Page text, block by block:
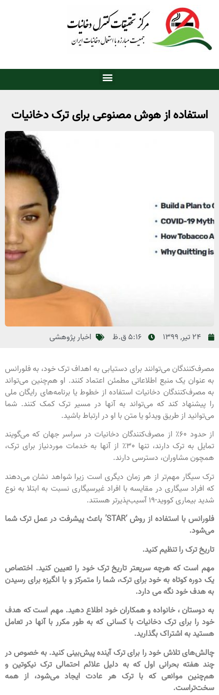
استفاده از هوش مصنوعی برای ترک دخانیات
24 تیر, 1399 5:16 ق.ظ اخبار پژوهشی
مصرف‌کنندگان می‌توانند برای دستیابی به اهداف ترک خود، به فلورانس
به عنوان یک منبع اطلاعاتی مطمئن اعتماد کنند. او هم‌چنین می‌تواند
به مصرف‌کنندگان دخانیات استفاده از خطوط یا برنامه‌های رایگان ملی
را پیشنهاد کند که می‌تواند به آنها در مسیر ترک کمک کنند. شما
می‌توانید از طریق ویدئو یا متن با او در ارتباط باشید.
از حدود 60٪ از مصرف‌کنندگان دخانیات در سراسر جهان که می‌گویند
تمایل به ترک دارند، تنها 30٪ از آنها به خدمات مورد‌نیاز برای ترک،
همچون مشاوران، دسترسی دارند.
ترک سیگار مهم‌تر از هر زمان دیگری است زیرا شواهد نشان می‌دهند
که افراد سیگاری در مقایسه با افراد غیر‌سیگاری نسبت به ابتلا به نوع
شدید بیماری کووید-19 آسیب‌پذیرتر هستند.
فلورانس با استفاده از روش‘STAR’
باعث پیشرفت در عمل ترک شما
می‌شود.
تاریخ ترک را تنظیم کنید.
مهم است که هرچه سریعتر تاریخ ترک خود را تعیین کنید. اختصاص
یک دوره کوتاه به خود برای ترک، شما را متمرکز و با انگیزه برای رسیدن
به هدف خود نگه می دارد.
به دوستان ، خانواده و همکاران خود اطلاع دهید. مهم است که هدف
خود را برای ترک دخانیات با کسانی که به طور مکرر با آنها در تعامل
هستید به اشتراک بگذارید.
چالش‌های تلاش خود را برای ترک آینده پیش‌بینی کنید. به خصوص در
چند هفته بحرانی اول که به دلیل علائم احتمالی ترک نیکوتین و
هم‌چنین موانعی که با ترک هر عادت ایجاد می‌شود، از همه
سخت‌تراست.